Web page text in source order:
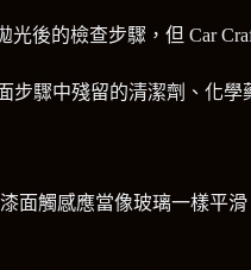
後的檢查步驟，但 Car
步驟中殘留的清潔劑、化
面觸感應當像玻璃一樣平